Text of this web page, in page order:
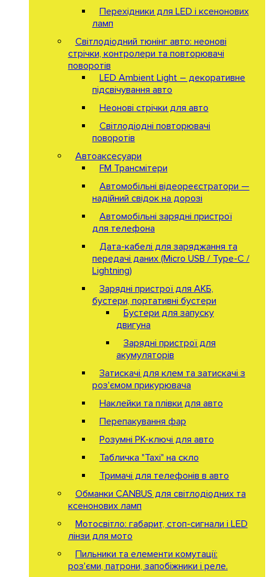
Перехідники для LED і ксенонових
ламп
Світлодіодний тюнінг авто: неонові
стрічки, контролери та повторювачі
поворотів
LED Ambient Light – декоративне
підсвічування авто
Неонові стрічки для авто
Світлодіодні повторювачі
поворотів
Автоаксесуари
FM Трансмітери
Автомобільні відеореєстратори —
надійний свідок на дорозі
Автомобільні зарядні пристрої
для телефона
Дата-кабелі для заряджання та
передачі даних (Micro USB / Type-C /
Lightning)
Зарядні пристрої для АКБ,
бустери, портативні бустери
Бустери для запуску
двигуна
Зарядні пристрої для
акумуляторів
Затискачі для клем та затискачі з
роз'ємом прикурювача
Наклейки та плівки для авто
Перепакування фар
Розумні РК-ключі для авто
Табличка "Taxi" на скло
Тримачі для телефонів в авто
Обманки CANBUS для світлодіодних та
ксенонових ламп
Мотосвітло: габарит, стоп-сигнали і LED
лінзи для мото
Пильники та елементи комутації:
роз'єми, патрони, запобіжники і реле.